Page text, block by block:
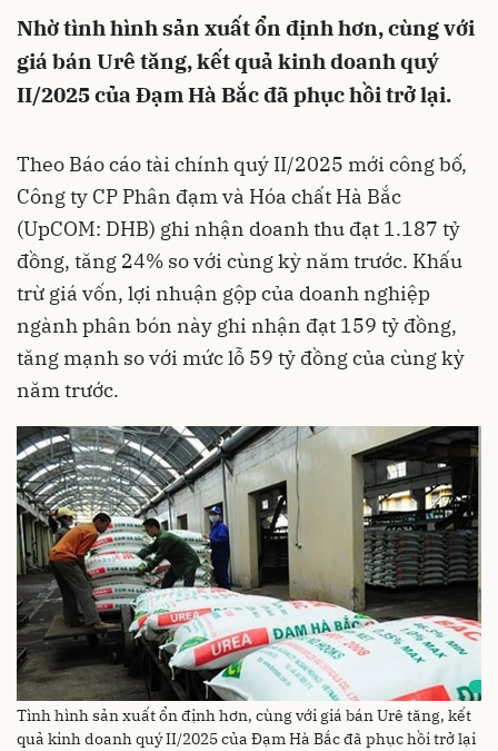
Nhờ tình hình sản xuất ổn định hơn, cùng với
giá bán Urê tăng, kết quả kinh doanh quý
II/2025 của Đạm Hà Bắc đã phục hồi trở lại.
Theo Báo cáo tài chính quý II/2025 mới công bố,
Công ty CP Phân đạm và Hóa chất Hà Bắc
(UpCOM: DHB) ghi nhận doanh thu đạt 1.187 tỷ
đồng, tăng 24% so với cùng kỳ năm trước. Khấu
trừ giá vốn, lợi nhuận gộp của doanh nghiệp
ngành phân bón này ghi nhận đạt 159 tỷ đồng,
tăng mạnh so với mức lỗ 59 tỷ đồng của cùng kỳ
năm trước.
Tình hình sản xuất ổn định hơn, cùng với giá bán Urê tăng, kết
quả kinh doanh quý II/2025 của Đạm Hà Bắc đã phục hồi trở lại
Hủy